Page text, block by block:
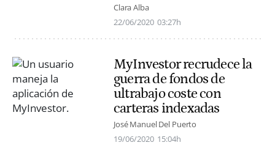
Clara Alba
22/06/2020 03:27h
MyInvestor recrudece la
guerra de fondos de
ultrabajo coste con
carteras indexadas
José Manuel Del Puerto
19/06/2020 15:04h